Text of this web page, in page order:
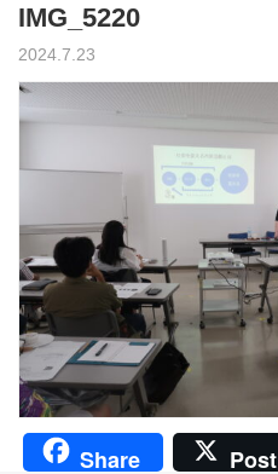
IMG_5220
2024.7.23
Share Post